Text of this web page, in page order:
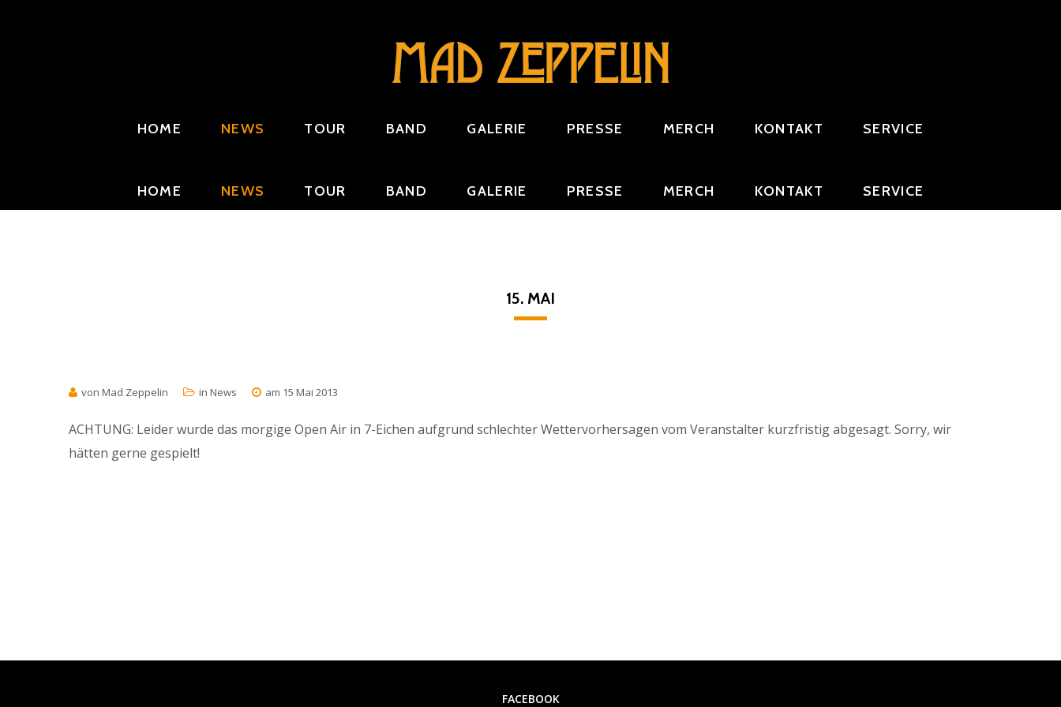
HOME NEWS TOUR BAND GALERIE PRESSE MERCH KONTAKT SERVICE
HOME NEWS TOUR BAND GALERIE PRESSE MERCH KONTAKT SERVICE
15. MAI
von Mad Zeppelin in News am 15 Mai 2013
ACHTUNG: Leider wurde das morgige Open Air in 7-Eichen aufgrund schlechter Wettervorhersagen vom Veranstalter kurzfristig abgesagt. Sorry, wir
hätten gerne gespielt!
FACEBOOK